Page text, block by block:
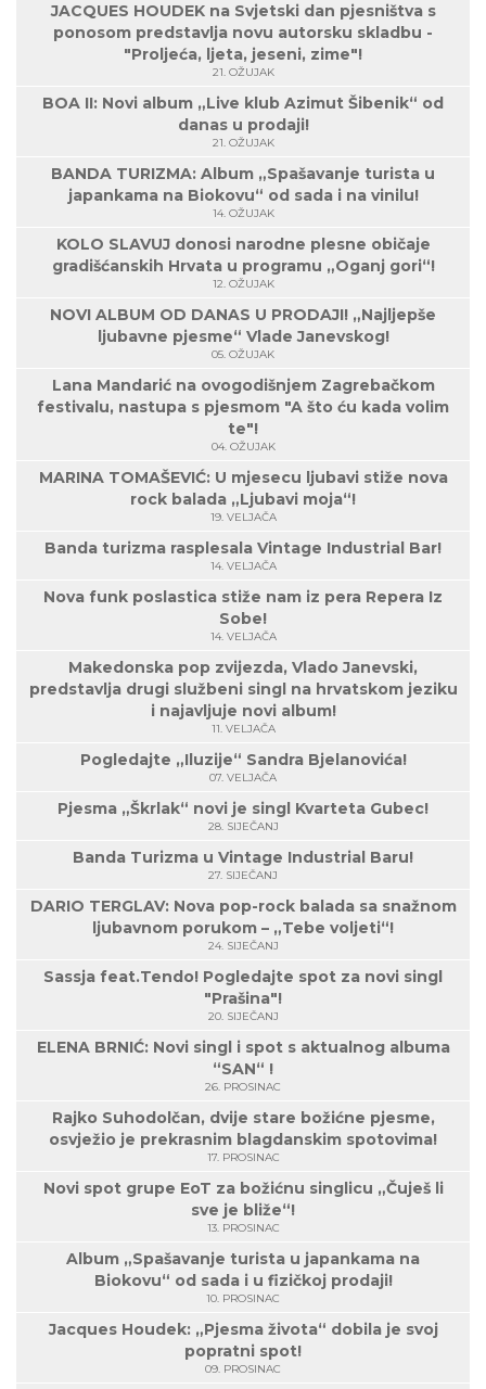
JACQUES HOUDEK na Svjetski dan pjesništva s
ponosom predstavlja novu autorsku skladbu -
"Proljeća, ljeta, jeseni, zime"!
21. OŽUJAK
BOA II: Novi album „Live klub Azimut Šibenik“ od
danas u prodaji!
21. OŽUJAK
BANDA TURIZMA: Album „Spašavanje turista u
japankama na Biokovu“ od sada i na vinilu!
14. OŽUJAK
KOLO SLAVUJ donosi narodne plesne običaje
gradišćanskih Hrvata u programu „Oganj gori“!
12. OŽUJAK
NOVI ALBUM OD DANAS U PRODAJI! „Najljepše
ljubavne pjesme“ Vlade Janevskog!
05. OŽUJAK
Lana Mandarić na ovogodišnjem Zagrebačkom
festivalu, nastupa s pjesmom "A što ću kada volim
te"!
04. OŽUJAK
MARINA TOMAŠEVIĆ: U mjesecu ljubavi stiže nova
rock balada „Ljubavi moja“!
19. VELJAČA
Banda turizma rasplesala Vintage Industrial Bar!
14. VELJAČA
Nova funk poslastica stiže nam iz pera Repera Iz
Sobe!
14. VELJAČA
Makedonska pop zvijezda, Vlado Janevski,
predstavlja drugi službeni singl na hrvatskom jeziku
i najavljuje novi album!
11. VELJAČA
Pogledajte „Iluzije“ Sandra Bjelanovića!
07. VELJAČA
Pjesma „Škrlak“ novi je singl Kvarteta Gubec!
28. SIJEČANJ
Banda Turizma u Vintage Industrial Baru!
27. SIJEČANJ
DARIO TERGLAV: Nova pop-rock balada sa snažnom
ljubavnom porukom – „Tebe voljeti“!
24. SIJEČANJ
Sassja feat.Tendo! Pogledajte spot za novi singl
"Prašina"!
20. SIJEČANJ
ELENA BRNIĆ: Novi singl i spot s aktualnog albuma
“SAN“ !
26. PROSINAC
Rajko Suhodolčan, dvije stare božićne pjesme,
osvježio je prekrasnim blagdanskim spotovima!
17. PROSINAC
Novi spot grupe EoT za božićnu singlicu „Čuješ li
sve je bliže“!
13. PROSINAC
Album „Spašavanje turista u japankama na
Biokovu“ od sada i u fizičkoj prodaji!
10. PROSINAC
Jacques Houdek: „Pjesma života“ dobila je svoj
popratni spot!
09. PROSINAC